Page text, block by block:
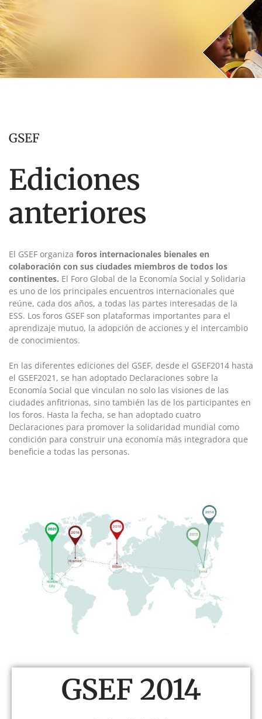
GSEF
Ediciones
anteriores
El GSEF organiza foros internacionales bienales en
colaboración con sus ciudades miembros de todos los
continentes. El Foro Global de la Economía Social y Solidaria
es uno de los principales encuentros internacionales que
reúne, cada dos años, a todas las partes interesadas de la
ESS. Los foros GSEF son plataformas importantes para el
aprendizaje mutuo, la adopción de acciones y el intercambio
de conocimientos.
En las diferentes ediciones del GSEF, desde el GSEF2014 hasta
el GSEF2021, se han adoptado Declaraciones sobre la
Economía Social que vinculan no solo las visiones de las
ciudades anfitrionas, sino también las de los participantes en
los foros. Hasta la fecha, se han adoptado cuatro
Declaraciones para promover la solidaridad mundial como
condición para construir una economía más integradora que
beneficie a todas las personas.
GSEF 2014